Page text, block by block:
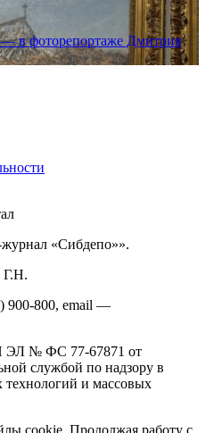
в фоторепортаже Дмитрия
«Сибдепо»».
Г.Н.
900-800, email —
ЭЛ № ФС 77-67871 от
службой по надзору в
и массовых
cookie. Продолжая работу с